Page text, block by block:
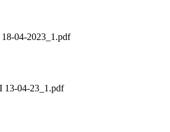
04-2023_1.pdf
04-23_1.pdf